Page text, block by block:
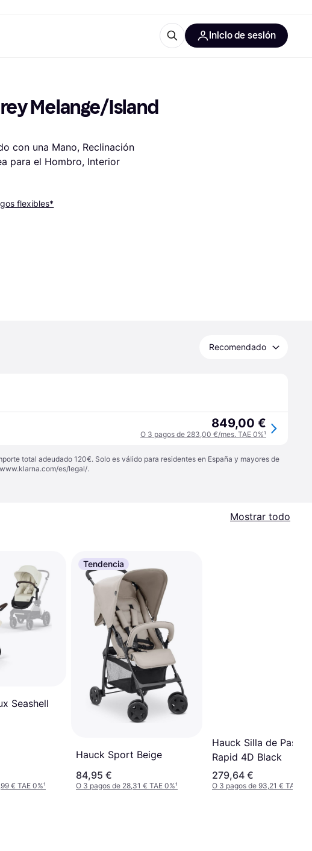
Inicio de sesión
Melange/Island
con una Mano, Reclinación
para el Hombro, Interior
flexibles*
Recomendado
849,00 €
O 3 pagos de 283,00 €/mes. TAE 0%¹
total adeudado 120€. Solo es válido para residentes en España y mayores de
es/legal/.
Mostrar todo
Seashell
€ TAE 0%¹
Tendencia
Hauck Sport Beige
84,95 €
O 3 pagos de 28,31 € TAE 0%¹
Hauck Silla de Paseo
Rapid 4D Black
279,64 €
O 3 pagos de 93,21 € TAE 0%